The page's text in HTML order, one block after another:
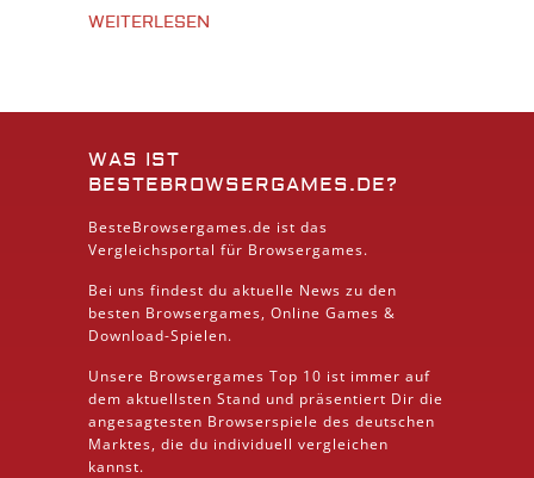
WEITERLESEN
WAS IST
BESTEBROWSERGAMES.DE?
BesteBrowsergames.de ist das
Vergleichsportal für Browsergames.
Bei uns findest du aktuelle News zu den
besten Browsergames, Online Games &
Download-Spielen.
Unsere Browsergames Top 10 ist immer auf
dem aktuellsten Stand und präsentiert Dir die
angesagtesten Browserspiele des deutschen
Marktes, die du individuell vergleichen
kannst.